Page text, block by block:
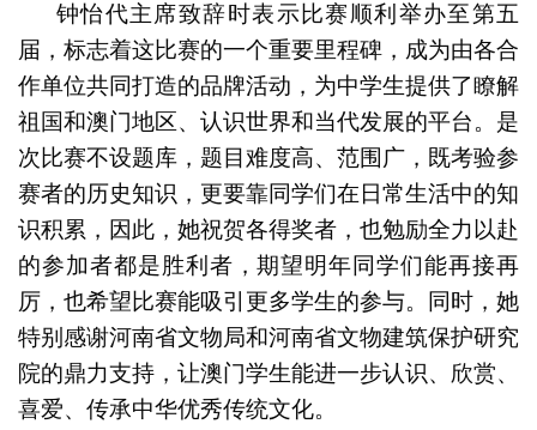
钟怡代主席致辞时表示比赛顺利举办至第五
届，标志着这比赛的一个重要里程碑，成为由各合
作单位共同打造的品牌活动，为中学生提供了瞭解
祖国和澳门地区、认识世界和当代发展的平台。是
次比赛不设题库，题目难度高、范围广，既考验参
赛者的历史知识，更要靠同学们在日常生活中的知
识积累，因此，她祝贺各得奖者，也勉励全力以赴
的参加者都是胜利者，期望明年同学们能再接再
厉，也希望比赛能吸引更多学生的参与。同时，她
特别感谢河南省文物局和河南省文物建筑保护研究
院的鼎力支持，让澳门学生能进一步认识、欣赏、
喜爱、传承中华优秀传统文化。